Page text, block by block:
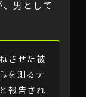
男として
させた被
を測るテ
報告され